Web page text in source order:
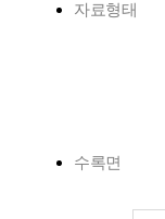
자료형태
수록면